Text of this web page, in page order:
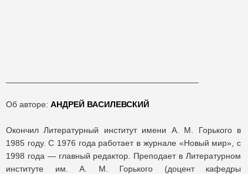
Об авторе: АНДРЕЙ ВАСИЛЕВСКИЙ
Окончил Литературный институт имени А. М. Горького в
1985 году. С 1976 года работает в журнале «Новый мир», с
1998 года — главный редактор. Преподает в Литературном
институте им. А. М. Горького (доцент кафедры